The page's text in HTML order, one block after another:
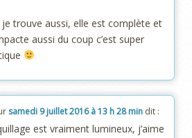
je trouve aussi, elle est complète et
aussi du coup c’est super
samedi 9 juillet 2016 à 13 h 28 min dit :
est vraiment lumineux, j’aime